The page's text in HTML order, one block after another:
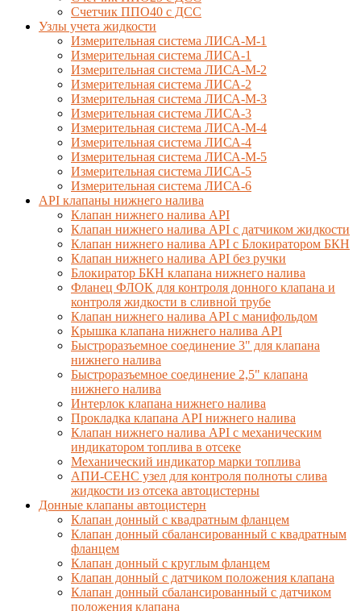
Счетчик ППО40 с ДСС
Узлы учета жидкости
Измерительная система ЛИСА-М-1
Измерительная система ЛИСА-1
Измерительная система ЛИСА-М-2
Измерительная система ЛИСА-2
Измерительная система ЛИСА-М-3
Измерительная система ЛИСА-3
Измерительная система ЛИСА-М-4
Измерительная система ЛИСА-4
Измерительная система ЛИСА-М-5
Измерительная система ЛИСА-5
Измерительная система ЛИСА-6
API клапаны нижнего налива
Клапан нижнего налива API
Клапан нижнего налива API с датчиком жидкости
Клапан нижнего налива API с Блокиратором БКН
Клапан нижнего налива API без ручки
Блокиратор БКН клапана нижнего налива
Фланец ФЛОК для контроля донного клапана и
контроля жидкости в сливной трубе
Клапан нижнего налива API с манифольдом
Крышка клапана нижнего налива API
Быстроразъемное соединение 3" для клапана
нижнего налива
Быстроразъемное соединение 2,5" клапана
нижнего налива
Интерлок клапана нижнего налива
Прокладка клапана API нижнего налива
Клапан нижнего налива API с механическим
индикатором топлива в отсеке
Механический индикатор марки топлива
АПИ-СЕНС узел для контроля полноты слива
жидкости из отсека автоцистерны
Донные клапаны автоцистерн
Клапан донный с квадратным фланцем
Клапан донный сбалансированный с квадратным
фланцем
Клапан донный с круглым фланцем
Клапан донный с датчиком положения клапана
Клапан донный сбалансированный с датчиком
положения клапана